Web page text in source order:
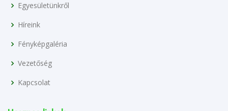
Egyesületünkről
Híreink
Fényképgaléria
Vezetőség
Kapcsolat